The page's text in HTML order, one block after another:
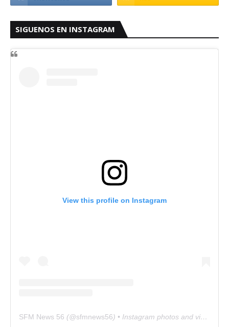
SIGUENOS EN INSTAGRAM
View this profile on Instagram
SFM News 56 (@sfmnews56) • Instagram photos and videos